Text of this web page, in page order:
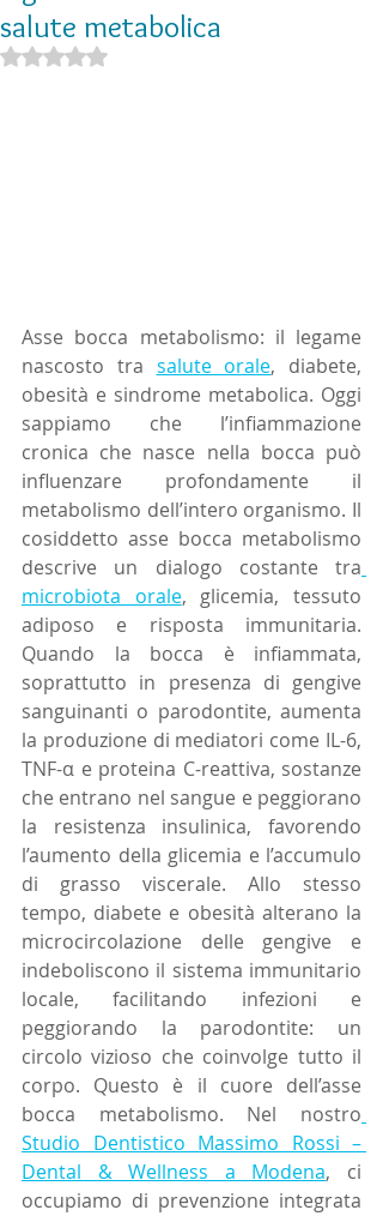
salute metabolica
Valutazione NaN stelle su 5.
Asse bocca metabolismo: il legame
nascosto tra salute orale, diabete,
obesità e sindrome metabolica. Oggi
sappiamo che l’infiammazione
cronica che nasce nella bocca può
influenzare profondamente il
metabolismo dell’intero organismo. Il
cosiddetto asse bocca metabolismo
descrive un dialogo costante tra
microbiota orale, glicemia, tessuto
adiposo e risposta immunitaria.
Quando la bocca è infiammata,
soprattutto in presenza di gengive
sanguinanti o parodontite, aumenta
la produzione di mediatori come IL-6,
TNF-α e proteina C-reattiva, sostanze
che entrano nel sangue e peggiorano
la resistenza insulinica, favorendo
l’aumento della glicemia e l’accumulo
di grasso viscerale. Allo stesso
tempo, diabete e obesità alterano la
microcircolazione delle gengive e
indeboliscono il sistema immunitario
locale, facilitando infezioni e
peggiorando la parodontite: un
circolo vizioso che coinvolge tutto il
corpo. Questo è il cuore dell’asse
bocca metabolismo. Nel nostro
Studio Dentistico Massimo Rossi –
Dental & Wellness a Modena, ci
occupiamo di prevenzione integrata